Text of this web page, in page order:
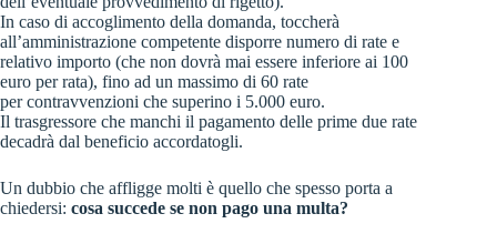
In caso di accoglimento della domanda, toccherà
all’amministrazione competente disporre numero di rate e
relativo importo (che non dovrà mai essere inferiore ai 100
euro per rata), fino ad un massimo di 60 rate
per contravvenzioni che superino i 5.000 euro.
Il trasgressore che manchi il pagamento delle prime due rate
decadrà dal beneficio accordatogli.
Un dubbio che affligge molti è quello che spesso porta a
chiedersi: cosa succede se non pago una multa?